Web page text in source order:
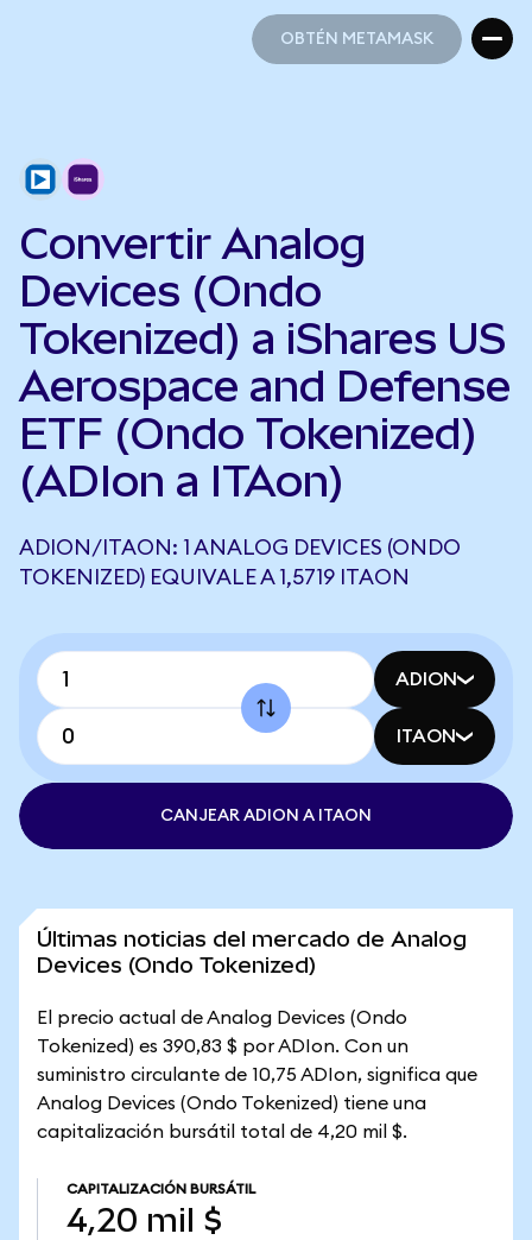
OBTÉN METAMASK
Convertir Analog
Devices (Ondo
Tokenized) a iShares US
Aerospace and Defense
ETF (Ondo Tokenized)
(ADIon a ITAon)
ADION/ITAON: 1 ANALOG DEVICES (ONDO
TOKENIZED) EQUIVALE A 1,5719 ITAON
ADION
ITAON
CANJEAR ADION A ITAON
Últimas noticias del mercado de Analog
Devices (Ondo Tokenized)
El precio actual de Analog Devices (Ondo
Tokenized) es 390,83 $ por ADIon. Con un
suministro circulante de 10,75 ADIon, significa que
Analog Devices (Ondo Tokenized) tiene una
capitalización bursátil total de 4,20 mil $.
CAPITALIZACIÓN BURSÁTIL
4,20 mil $